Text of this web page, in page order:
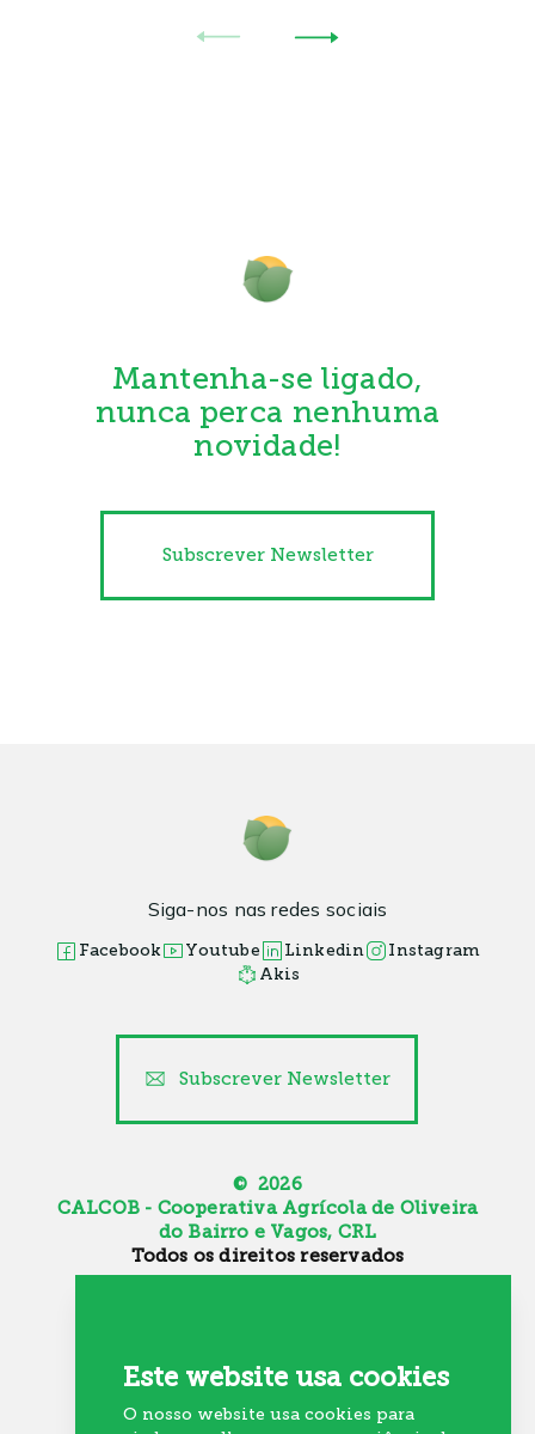
Este website usa cookies
O nosso website usa cookies para
Mantenha-se ligado,
nunca perca nenhuma
novidade!
Subscrever Newsletter
Siga-nos nas redes sociais
Facebook Youtube Linkedin
Instagram
Akis
© 2026
CALCOB - Cooperativa Agrícola de Oliveira
do Bairro e Vagos, CRL
Todos os direitos reservados
Resolução Alternativa de Litígios
Recrutamento
Subscrever Newsletter